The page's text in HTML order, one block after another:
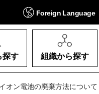
Foreign Language
探す 組織から探す
オン電池の廃棄方法について